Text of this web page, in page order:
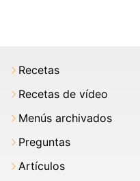
Recetas
Recetas de vídeo
Menús archivados
Preguntas
Artículos